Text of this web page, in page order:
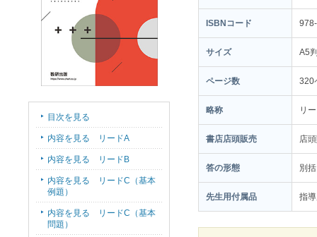
ISBNコード
サイズ A5
ページ数 320
略称 リ
書店店頭販売 店
答の形態 別
先生用付属品 指
目次を見る
内容を見る リードA
内容を見る リードB
内容を見る リードC（基本
例題）
内容を見る リードC（基本
問題）